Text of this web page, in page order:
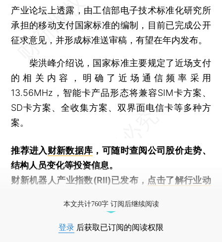
产业论坛上透露，由工信部电子技术标准化研究所
承担的移动支付国家标准的编制，目前已完成公开
征求意见，并形成标准送审稿，有望在年内发布。
柴洪峰介绍说，国家标准主要规定了近场支付
的相关内容，明确了近场通信频率采用
13.56MHz，智能卡产品形态将兼容SIM卡方案、
SD卡方案、全收集方案、双界面电信卡等多种方
案。
推荐进入财新数据库 ，可随时查阅公司股价走势、
结构人员变化等投资信息。
财新机器人产业指数(RII)已发布， 点击了解行业动
本文共计760字 订阅后继续阅读
登录 后获取已订阅的阅读权限